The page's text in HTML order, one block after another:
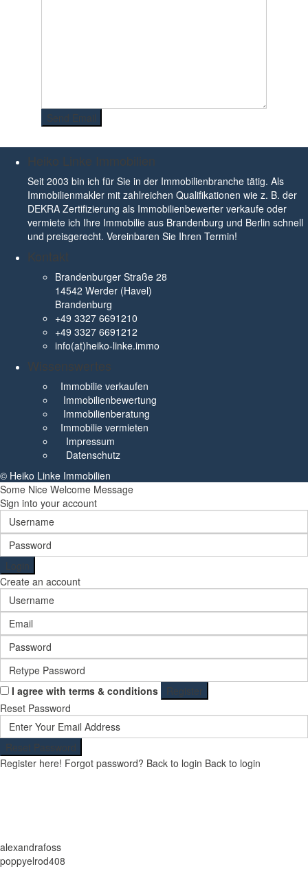
Heiko Linke Immobilien
Seit 2003 bin ich für Sie in der Immobilienbranche tätig. Als
Immobilienmakler mit zahlreichen Qualifikationen wie z. B. der
DEKRA Zertifizierung als Immobilienbewerter verkaufe oder
vermiete ich Ihre Immobilie aus Brandenburg und Berlin schnell
und preisgerecht. Vereinbaren Sie Ihren Termin!
Kontakt
Brandenburger Straße 28
14542 Werder (Havel)
Brandenburg
+49 3327 6691210
+49 3327 6691212
info(at)heiko-linke.immo
Wissenswertes
Immobilie verkaufen
Immobilienbewertung
Immobilienberatung
Immobilie vermieten
Impressum
Datenschutz
© Heiko Linke Immobilien
Some Nice Welcome Message
Sign into your account
Login
Create an account
I agree with terms & conditions
Register
Reset Password
Reset Password
Register here! Forgot password? Back to login Back to login
alexandrafoss
poppyelrod408